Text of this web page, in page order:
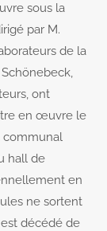
sous la
par M.
de la
ont
en œuvre le
communal
hall de
en
ne sortent
décédé de